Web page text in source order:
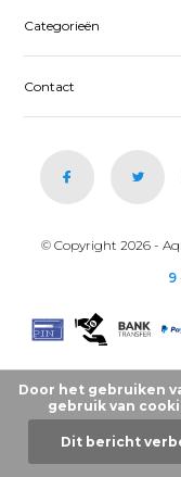
Categorieën
Contact
© Copyright 2026 -
9
Door het gebruiken
gebruik van
Dit bericht